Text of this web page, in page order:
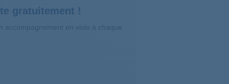
gratuitement !
accompagnement en visio à chaque